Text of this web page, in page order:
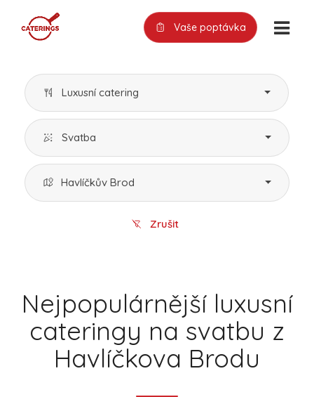
Vaše poptávka
Luxusní catering
Svatba
Havlíčkův Brod
Zrušit
Nejpopulárnější luxusní
cateringy na svatbu z
Havlíčkova Brodu